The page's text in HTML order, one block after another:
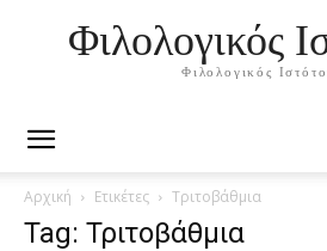
Φιλολογικός
Φιλολογικός
Αρχική Ετικέτες Τριτοβάθμια
Tag: Τριτοβάθμια